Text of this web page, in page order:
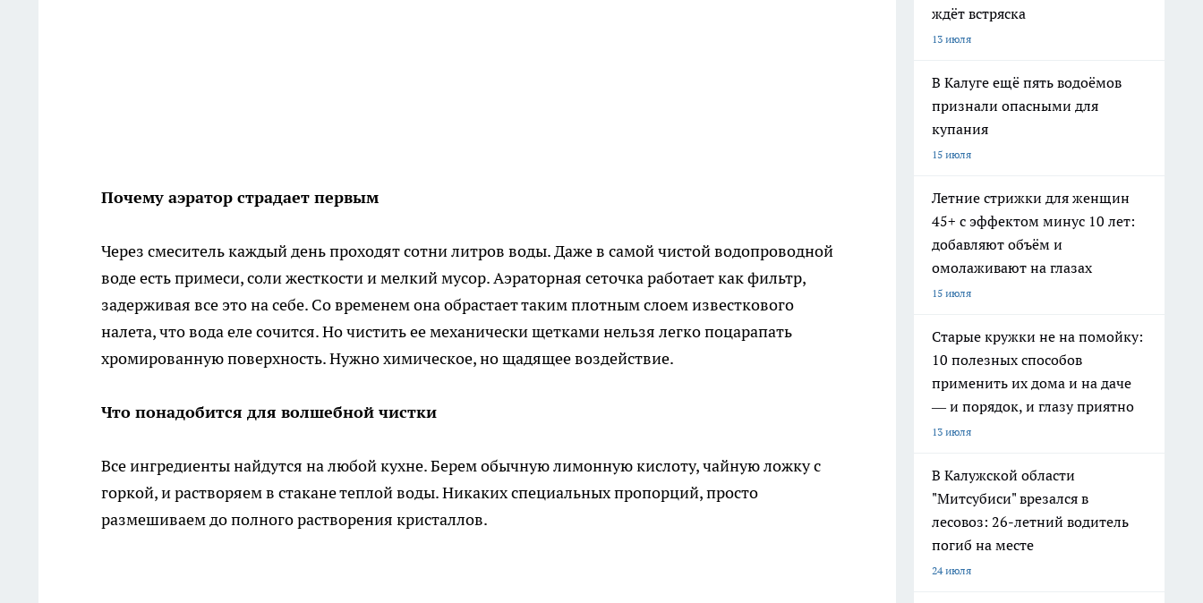
Почему аэратор страдает первым
Через смеситель каждый день проходят сотни литров воды. Даже в самой чистой водопроводной
воде есть примеси, соли жесткости и мелкий мусор. Аэраторная сеточка работает как фильтр,
задерживая все это на себе. Со временем она обрастает таким плотным слоем известкового
налета, что вода еле сочится. Но чистить ее механически щетками нельзя легко поцарапать
хромированную поверхность. Нужно химическое, но щадящее воздействие.
Что понадобится для волшебной чистки
Все ингредиенты найдутся на любой кухне. Берем обычную лимонную кислоту, чайную ложку с
горкой, и растворяем в стакане теплой воды. Никаких специальных пропорций, просто
размешиваем до полного растворения кристаллов.
ждёт встряска
13 июля
В Калуге ещё пять водоёмов
признали опасными для
купания
15 июля
Летние стрижки для женщин
45+ с эффектом минус 10 лет:
добавляют объём и
омолаживают на глазах
15 июля
Старые кружки не на помойку:
10 полезных способов
применить их дома и на даче
— и порядок, и глазу приятно
13 июля
В Калужской области
"Митсубиси" врезался в
лесовоз: 26-летний водитель
погиб на месте
24 июля